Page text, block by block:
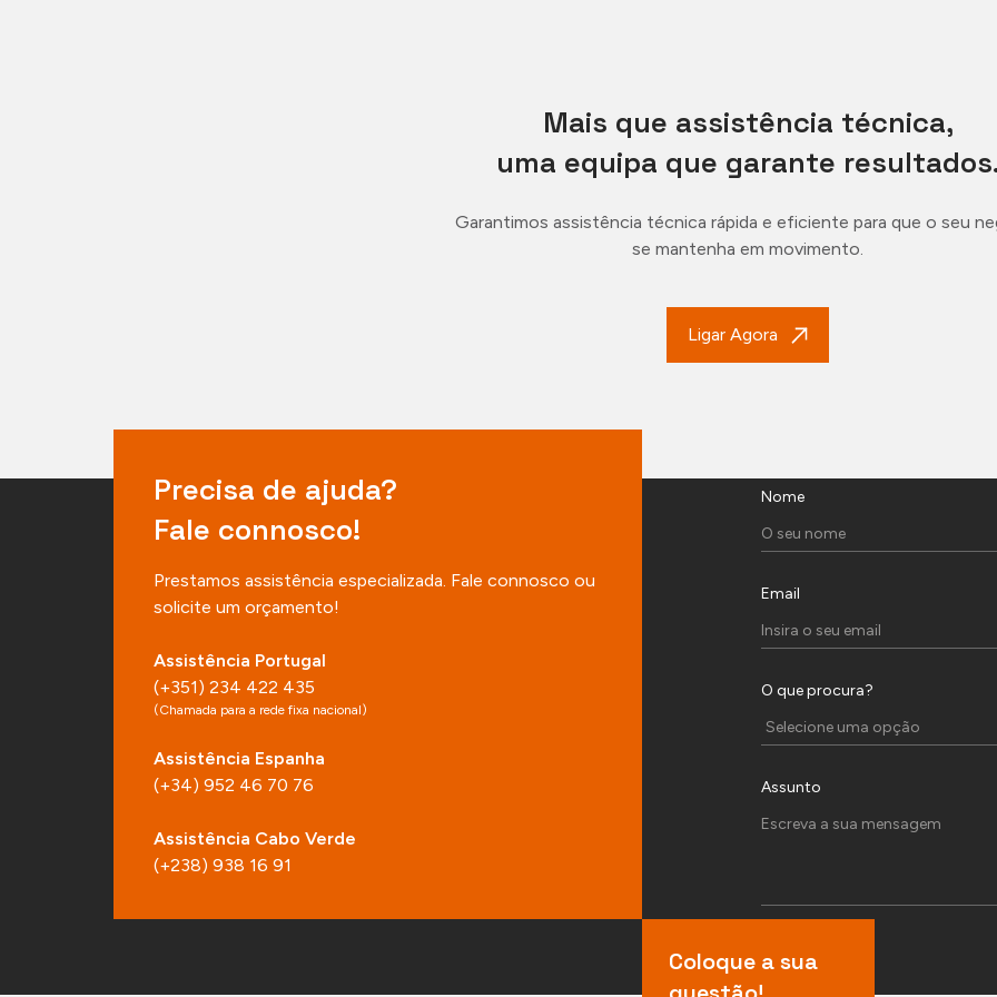
Mais que assistência técnica,
uma equipa que garante
Garantimos assistência técnica rápida e eficiente para que o seu
se mantenha em movimento.
Ligar Agora
Precisa de ajuda?
Fale connosco!
Prestamos assistência especializada. Fale connosco ou
solicite um orçamento!
Assistência Portugal
(+351) 234 422 435
(Chamada para a rede fixa nacional)
Assistência Espanha
(+34) 952 46 70 76
Assistência Cabo Verde
(+238) 938 16 91
Nome
Email
O que procura?
Assunto
Coloque a sua